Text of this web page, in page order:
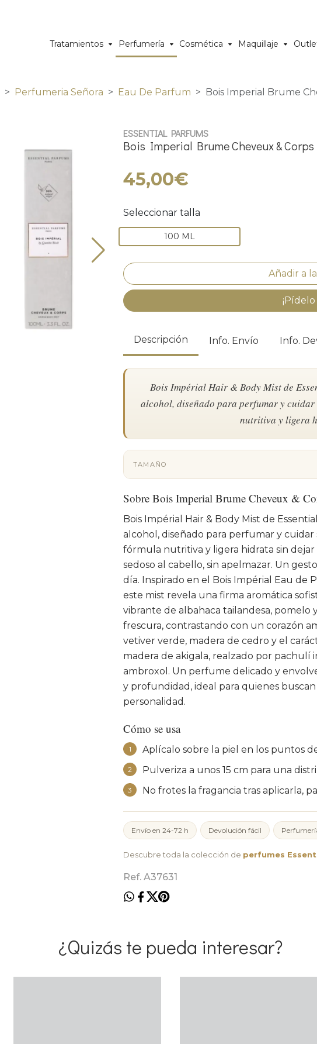
Tratamientos Perfumería Cosmética Maquillaje
Perfumeria Señora Eau De Parfum Bois Imperial Brume
ESSENTIAL PARFUMS
Bois Imperial Brume Cheveux & Corps
45,00€
Seleccionar talla
100 ML
¡Pídelo
Descripción Info. Envío Info.
Bois Impérial Hair & Body Mist de
alcohol, diseñado para perfumar y
nutritiva y ligera
TAMAÑO
Sobre Bois Imperial Brume Cheveux &
Bois Impérial Hair & Body Mist de
alcohol, diseñado para perfumar y
fórmula nutritiva y ligera hidrata sin
sedoso al cabello, sin apelmazar. Un
día. Inspirado en el Bois Impérial Eau de
este mist revela una firma aromática
vibrante de albahaca tailandesa,
frescura, contrastando con un corazón
vetiver verde, madera de cedro y el
madera de akigala, realzado por pachulí
ambroxol. Un perfume delicado y
y profundidad, ideal para quienes
personalidad.
Cómo se usa
1 Aplícalo sobre la piel en los puntos
2 Pulveriza a unos 15 cm para una
3 No frotes la fragancia tras aplicarla,
Envío en 24-72 h Devolución fácil
Descubre toda la colección de perfumes
Ref. A37631
¿Quizás te pueda interesar?